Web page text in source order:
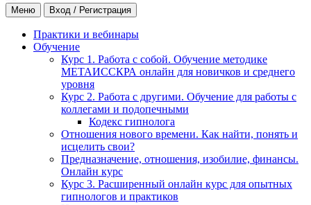
Меню Вход / Регистрация
Практики и вебинары
Обучение
Курс 1. Работа с собой. Обучение методике
МЕТАИССКРА онлайн для новичков и среднего
уровня
Курс 2. Работа с другими. Обучение для работы с
коллегами и подопечными
Кодекс гипнолога
Отношения нового времени. Как найти, понять и
исцелить свои?
Предназначение, отношения, изобилие, финансы.
Онлайн курс
Курс 3. Расширенный онлайн курс для опытных
гипнологов и практиков